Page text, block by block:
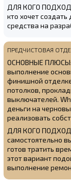
ДЛЯ КОГО
кто хочет
средства на
ПРЕДЧИСТОВАЯ
ОСНОВНЫЕ ПЛЮСЫ:
выполнение
финишной
потолков,
выключателей.
деньги на
реализовать
ДЛЯ КОГО
самостоятельно
готов тратить
этот вариант
выполнение